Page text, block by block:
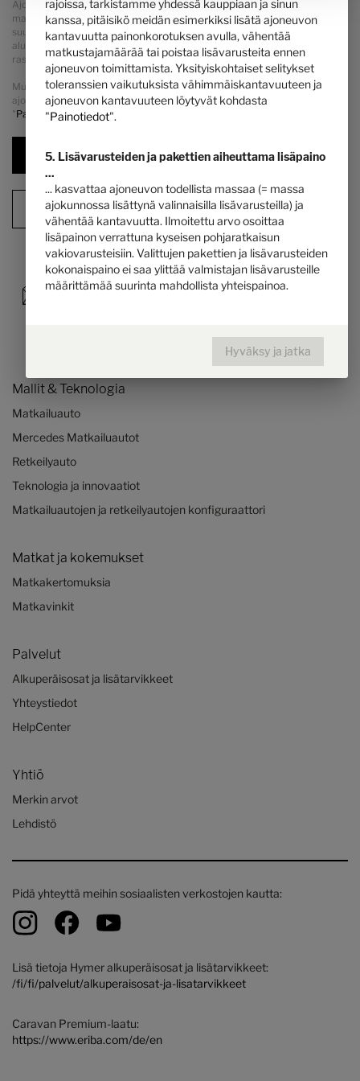
Ajoneuvon painon korotuksella valmistajan määrittelemä lisävarusteiden
massa kasvaa. Lisäys johtuu vaihtoehtoisesta alustasta johtuvasta
suuremmasta kantavuudesta. Tästä on vähennettävä vaihtoehtoisen
alustan lisääntynyt omapaino ja erityisesti mahdollisten pakollisten
raskaampien moottorivaihtoehtojen (esim. 180 hv) paino.
Muita yksityiskohtaisia ohjeita ja selityksiä painokysymyksistä ja
ajoneuvon suunnittelusta voit katsoa napsauttamalla otsikkoa
"Painotiedot".
Seuraava vaihe
Konfiguraation yhteenveto
Mallit & Teknologia
Matkailuauto
Mercedes Matkailuautot
Retkeilyauto
Teknologia ja innovaatiot
Matkailuautojen ja retkeilyautojen konfiguraattori
Matkat ja kokemukset
Matkakertomuksia
Matkavinkit
Palvelut
Alkuperäisosat ja lisätarvikkeet
Yhteystiedot
HelpCenter
Yhtiö
Merkin arvot
Lehdistö
Pidä yhteyttä meihin sosiaalisten verkostojen kautta:
Lisä tietoja Hymer alkuperäisosat ja lisätarvikkeet:
/fi/fi/palvelut/alkuperaisosat-ja-lisatarvikkeet
Caravan Premium-laatu:
https://www.eriba.com/de/en
rajoissa, tarkistamme yhdessä kauppiaan ja sinun
kanssa, pitäisikö meidän esimerkiksi lisätä ajoneuvon
kantavuutta painonkorotuksen avulla, vähentää
matkustajamäärää tai poistaa lisävarusteita ennen
ajoneuvon toimittamista. Yksityiskohtaiset selitykset
toleranssien vaikutuksista vähimmäiskantavuuteen ja
ajoneuvon kantavuuteen löytyvät kohdasta
"Painotiedot".
5. Lisävarusteiden ja pakettien aiheuttama lisäpaino
...
... kasvattaa ajoneuvon todellista massaa (= massa
ajokunnossa lisättynä valinnaisilla lisävarusteilla) ja
vähentää kantavuutta. Ilmoitettu arvo osoittaa
lisäpainon verrattuna kyseisen pohjaratkaisun
vakiovarusteisiin. Valittujen pakettien ja lisävarusteiden
kokonaispaino ei saa ylittää valmistajan lisävarusteille
määrittämää suurinta mahdollista yhteispainoa.
Hyväksy ja jatka